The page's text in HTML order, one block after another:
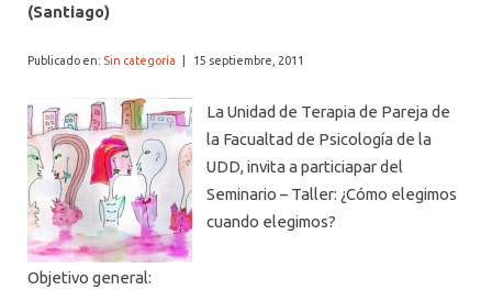
(Santiago)
Publicado en: Sin categoría 15 septiembre, 2011
La Unidad de Terapia de Pareja de
la Facualtad de Psicología de la
UDD, invita a particiapar del
Seminario – Taller: ¿Cómo elegimos
cuando elegimos?
Objetivo general: